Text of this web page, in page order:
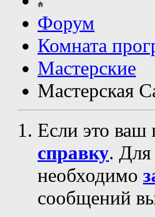
Форум
Комната
Мастерские
Мастерская
Если это ваш
справку.
необходимо
сообщений